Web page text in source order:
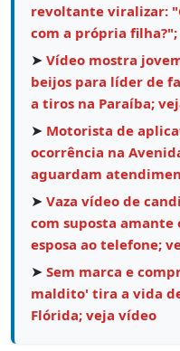
revoltante viralizar:
com a própria filha?";
➤ Vídeo mostra
beijos para líder de
a tiros na Paraíba;
➤ Motorista de
ocorrência na
aguardam
➤ Vaza vídeo de
com suposta amante
esposa ao telefone;
➤ Sem marca e
maldito' tira a vida
Flórida; veja vídeo